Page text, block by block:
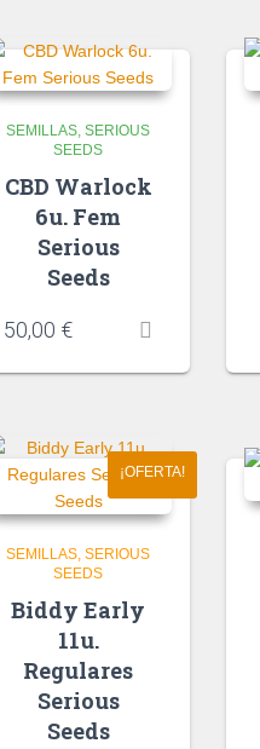
SEMILLAS SERIOUS
SEEDS
CBD Warlock
6u. Fem
Serious
Seeds
50,00 €
¡OFERTA!
SEMILLAS SERIOUS
SEEDS
Biddy Early
11u.
Regulares
Serious
Seeds